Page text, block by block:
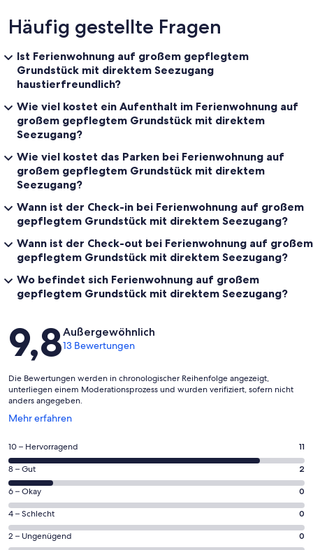
Häufig gestellte Fragen
Ist Ferienwohnung auf großem gepflegtem
Grundstück mit direktem Seezugang
haustierfreundlich?
Wie viel kostet ein Aufenthalt im Ferienwohnung auf
großem gepflegtem Grundstück mit direktem
Seezugang?
Wie viel kostet das Parken bei Ferienwohnung auf
großem gepflegtem Grundstück mit direktem
Seezugang?
Wann ist der Check-in bei Ferienwohnung auf großem
gepflegtem Grundstück mit direktem Seezugang?
Wann ist der Check-out bei Ferienwohnung auf großem
gepflegtem Grundstück mit direktem Seezugang?
Wo befindet sich Ferienwohnung auf großem
gepflegtem Grundstück mit direktem Seezugang?
Bewertungen
9,8Außergewöhnlich
13 Bewertungen
Die Bewertungen werden in chronologischer Reihenfolge angezeigt,
unterliegen einem Moderationsprozess und wurden verifiziert, sofern nicht
anders angegeben.
Mehr erfahren
Wird
einem
neuen
Fenster
geöffnet
11
von
insgesamt
13
Gästebewertungen
haben
eine
10 – Hervorragend 11
2
von
insgesamt
13
Gästebewertungen
haben
8 – Gut 2
0
von
insgesamt
13
6 – Okay 0
0
von
insgesamt
4 – Schlecht 0
0
2 – Ungenügend 0